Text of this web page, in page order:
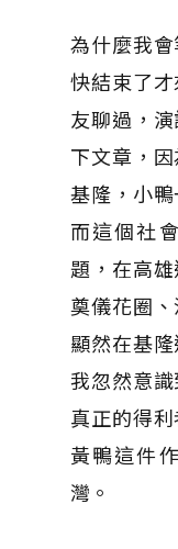
為什麼我
快結束了
友聊過，
下文章，
基隆，小
而這個社
題，在高
奠儀花圈
顯然在基
我忽然意
真正的得
黃鴨這件
灣。